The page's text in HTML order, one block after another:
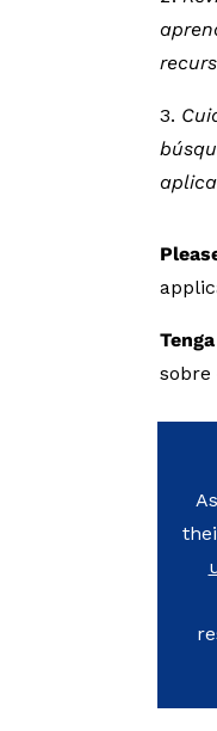
sobre